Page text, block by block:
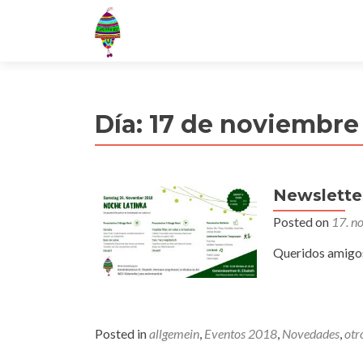
Día: 17 de noviembre
Posted on 17.
Queridos
Posted inallgemein, Eventos 2018, Novedades,